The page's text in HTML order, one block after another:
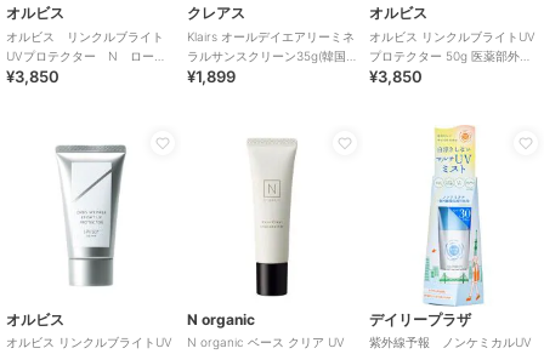
オルビス
オルビス リンクルブライト
UVプロテクター N ローズ
50g 医薬部外品（顔用日焼け
¥3,850
クレアス
Klairs オールデイエアリーミネ
ラルサンスクリーン35g(韓国
コスメ)
¥1,899
オルビス
オルビス リンクルブライトUV
プロテクター 50g 医薬部外品
（顔用日焼け止め）
¥3,850
オルビス
オルビス リンクルブライトUV
N organic
N organic ベース クリア UV
デイリープラザ
紫外線予報 ノンケミカルUV